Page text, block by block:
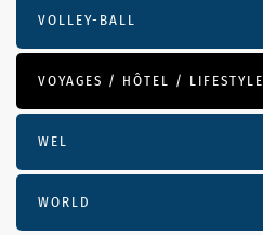
VOLLEY-BALL
VOYAGES / HÔTEL / LIFESTYLE
WEL
WORLD